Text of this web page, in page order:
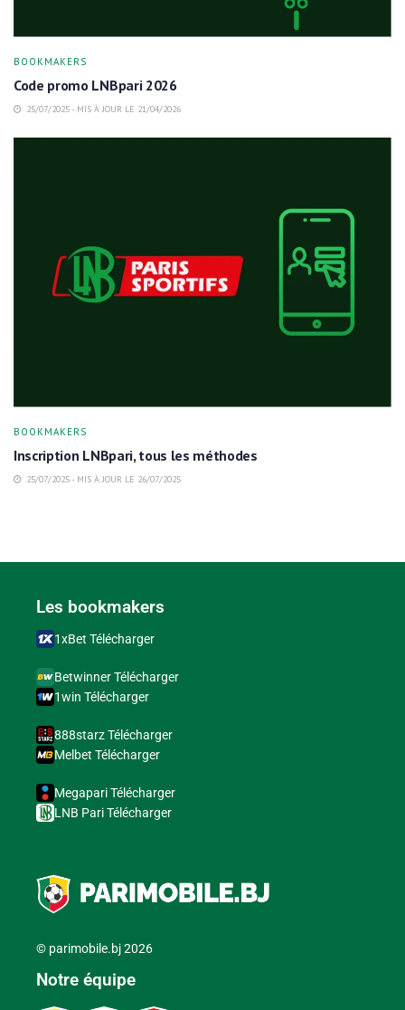
BOOKMAKERS
Code promo LNBpari 2026
25/07/2025 - MIS À JOUR LE 21/04/2026
BOOKMAKERS
Inscription LNBpari, tous les méthodes
25/07/2025 - MIS À JOUR LE 26/07/2025
Les bookmakers
1xBet Télécharger
Betwinner Télécharger
1win Télécharger
888starz Télécharger
Melbet Télécharger
Megapari Télécharger
LNB Pari Télécharger
© parimobile.bj 2026
Notre équipe